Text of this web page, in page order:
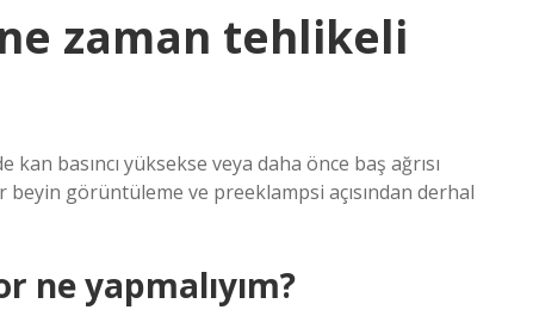
zaman tehlikeli
basıncı yüksekse veya daha önce baş ağrısı
görüntüleme ve preeklampsi açısından derhal
ne yapmalıyım?